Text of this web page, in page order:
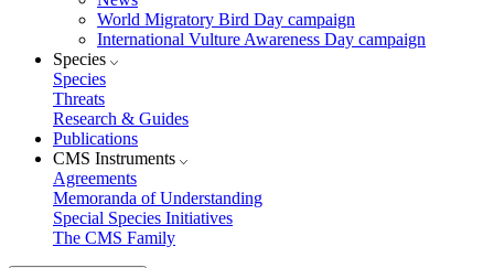
World Migratory Bird Day campaign
International Vulture Awareness Day campaign
Species
Species
Threats
Research & Guides
Publications
CMS Instruments
Agreements
Memoranda of Understanding
Special Species Initiatives
The CMS Family